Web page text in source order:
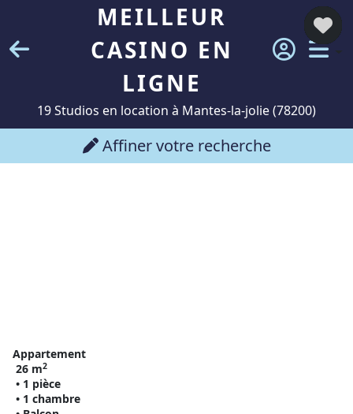
MEILLEUR
CASINO EN
LIGNE
19 Studios en location à Mantes-la-jolie (78200)
Affiner votre recherche
Appartement
26 m2
• 1 pièce
• 1 chambre